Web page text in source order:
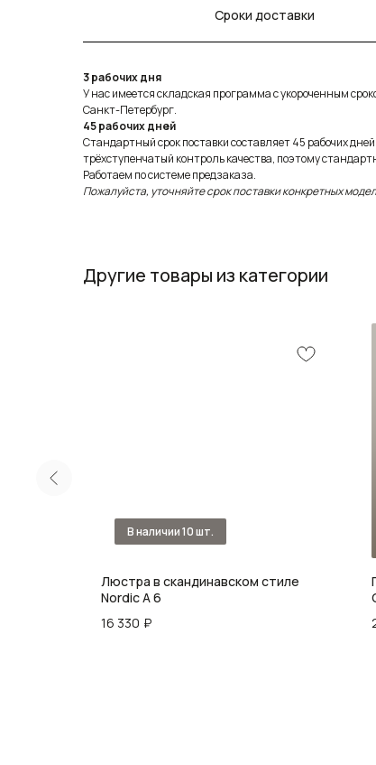
Сроки доставки
3 рабочих дня
У нас имеется складская программа с укороченным
Санкт-Петербург.
45 рабочих дней
Стандартный срок поставки составляет 45 рабочих
трёхступенчатый контроль качества, поэтому
Работаем по системе предзаказа.
Пожалуйста, уточняйте срок поставки конкретных
Другие товары из категории
Люстра в скандинавcком стиле
Nordiс A 6
16 330 ₽